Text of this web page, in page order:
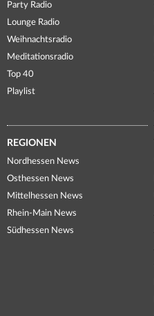
Party Radio
Lounge Radio
Weihnachtsradio
Meditationsradio
Top 40
Playlist
REGIONEN
Nordhessen News
Osthessen News
Mittelhessen News
Rhein-Main News
Südhessen News